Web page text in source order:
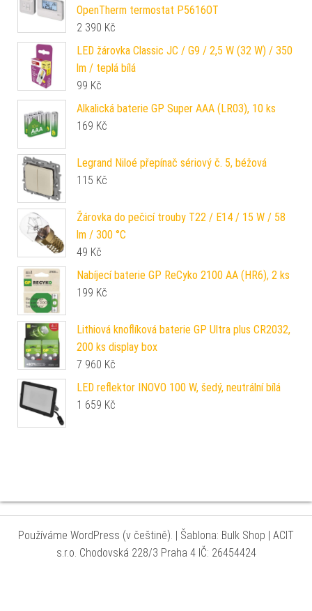
OpenTherm termostat P5616OT
2 390 Kč
LED žárovka Classic JC / G9 / 2,5 W (32 W) / 350
lm / teplá bílá
99 Kč
Alkalická baterie GP Super AAA (LR03), 10 ks
169 Kč
Legrand Niloé přepínač sériový č. 5, béžová
115 Kč
Žárovka do pečicí trouby T22 / E14 / 15 W / 58
lm / 300 °C
49 Kč
Nabíjecí baterie GP ReCyko 2100 AA (HR6), 2 ks
199 Kč
Lithiová knoflíková baterie GP Ultra plus CR2032,
200 ks display box
7 960 Kč
LED reflektor INOVO 100 W, šedý, neutrální bílá
1 659 Kč
Používáme WordPress (v češtině). | Šablona: Bulk Shop | ACIT
s.r.o. Chodovská 228/3 Praha 4 IČ: 26454424